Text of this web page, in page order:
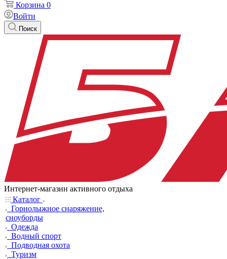
Корзина 0
Войти
Поиск
Интернет-магазин активного отдыха
Каталог
Горнолыжное снаряжение,
сноуборды
Одежда
Водный спорт
Подводная охота
Туризм